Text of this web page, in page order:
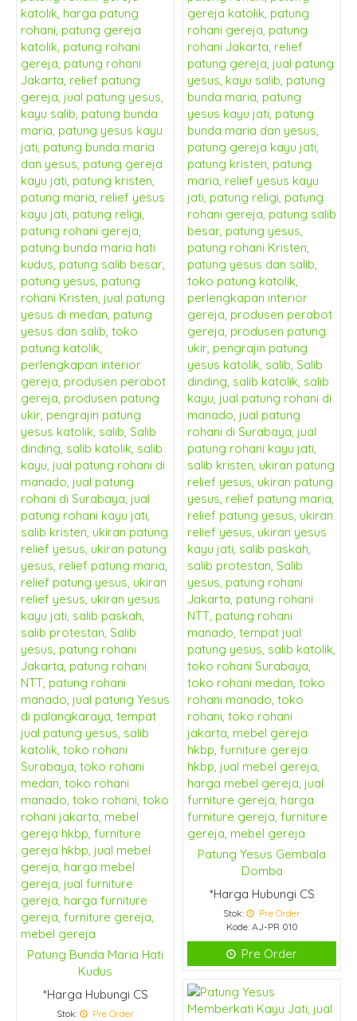
Patung Bunda Maria Hati
Kudus
*Harga Hubungi CS
Stok: Pre Order
Patung Yesus Gembala
Domba
*Harga Hubungi CS
Stok:
Pre Order
Kode: AJ-PR 010
Pre Order